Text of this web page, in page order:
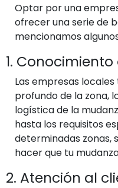
Optar por una
ofrecer una serie de
mencionamos
1.
Las empresas
profundo de la zona,
logística de la
hasta los requisitos
determinadas zonas,
hacer que tu
2. Atención al